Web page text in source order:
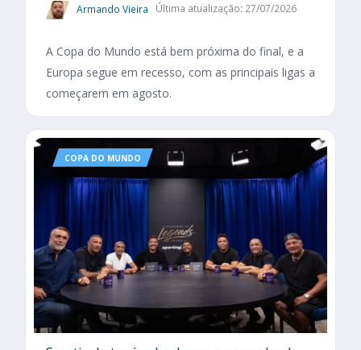
Armando Vieira Última atualização: 27/07/2026
A Copa do Mundo está bem próxima do final, e a
Europa segue em recesso, com as principais ligas a
começarem em agosto.
COPA DO MUNDO